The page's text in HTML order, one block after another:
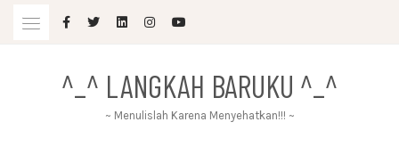
^_^ LANGKAH BARUKU ^_^
~ Menulislah Karena Menyehatkan!!! ~